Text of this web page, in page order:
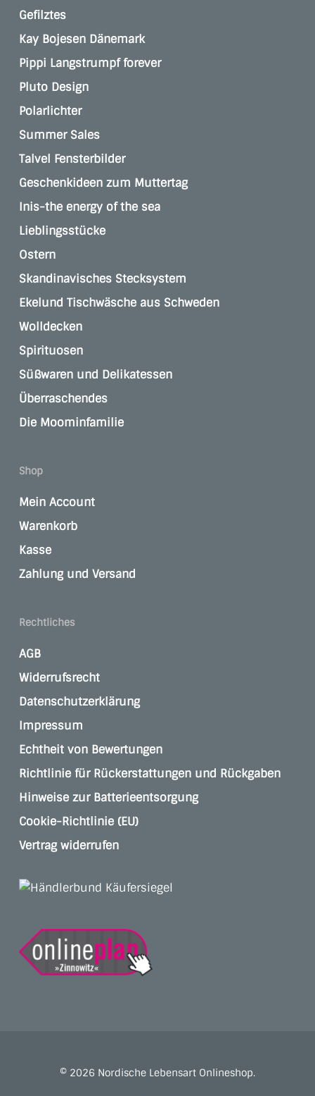
Gefilztes
Kay Bojesen Dänemark
Pippi Langstrumpf forever
Pluto Design
Polarlichter
Summer Sales
Talvel Fensterbilder
Geschenkideen zum Muttertag
Inis-the energy of the sea
Lieblingsstücke
Ostern
Skandinavisches Stecksystem
Ekelund Tischwäsche aus Schweden
Wolldecken
Spirituosen
Süßwaren und Delikatessen
Überraschendes
Die Moominfamilie
Shop
Mein Account
Warenkorb
Kasse
Zahlung und Versand
Rechtliches
AGB
Widerrufsrecht
Datenschutzerklärung
Impressum
Echtheit von Bewertungen
Richtlinie für Rückerstattungen und Rückgaben
Hinweise zur Batterieentsorgung
Cookie-Richtlinie (EU)
Vertrag widerrufen
© 2026 Nordische Lebensart Onlineshop.